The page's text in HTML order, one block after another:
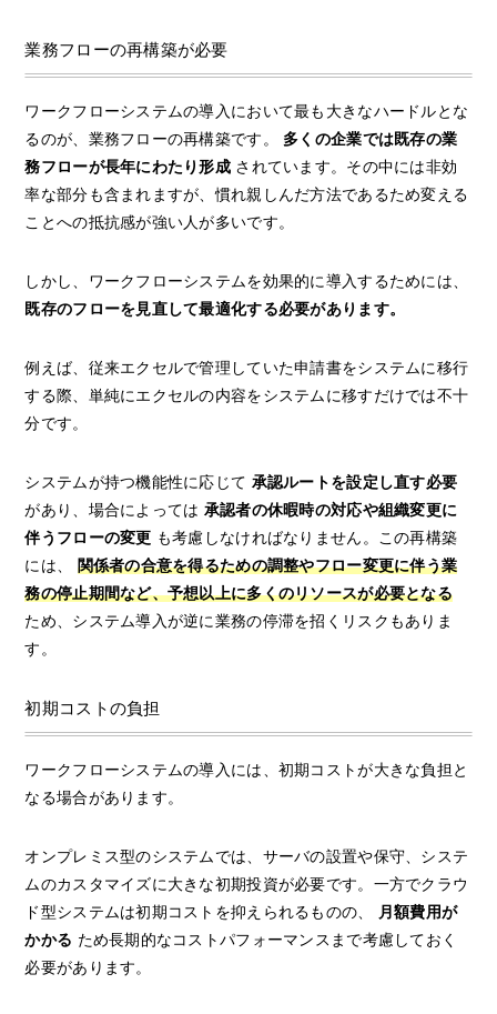
業務フローの再構築が必要
ワークフローシステムの導入において最も大きなハードルとな
るのが、業務フローの再構築です。 多くの企業では既存の業
務フローが長年にわたり形成 されています。その中には非効
率な部分も含まれますが、慣れ親しんだ方法であるため変える
ことへの抵抗感が強い人が多いです。
しかし、ワークフローシステムを効果的に導入するためには、
既存のフローを見直して最適化する必要があります。
例えば、従来エクセルで管理していた申請書をシステムに移行
する際、単純にエクセルの内容をシステムに移すだけでは不十
分です。
システムが持つ機能性に応じて 承認ルートを設定し直す必要
があり、場合によっては 承認者の休暇時の対応や組織変更に
伴うフローの変更 も考慮しなければなりません。この再構築
には、 関係者の合意を得るための調整やフロー変更に伴う業
務の停止期間など、予想以上に多くのリソースが必要となる
ため、システム導入が逆に業務の停滞を招くリスクもありま
す。
初期コストの負担
ワークフローシステムの導入には、初期コストが大きな負担と
なる場合があります。
オンプレミス型のシステムでは、サーバの設置や保守、システ
ムのカスタマイズに大きな初期投資が必要です。一方でクラウ
ド型システムは初期コストを抑えられるものの、
月額費用が
かかる ため長期的なコストパフォーマンスまで考慮しておく
必要があります。